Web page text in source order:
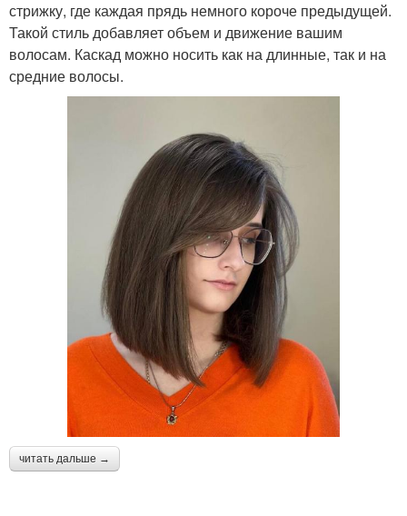
стрижку, где каждая прядь немного короче предыдущей.
Такой стиль добавляет объем и движение вашим
волосам. Каскад можно носить как на длинные, так и на
средние волосы.
читать дальше →